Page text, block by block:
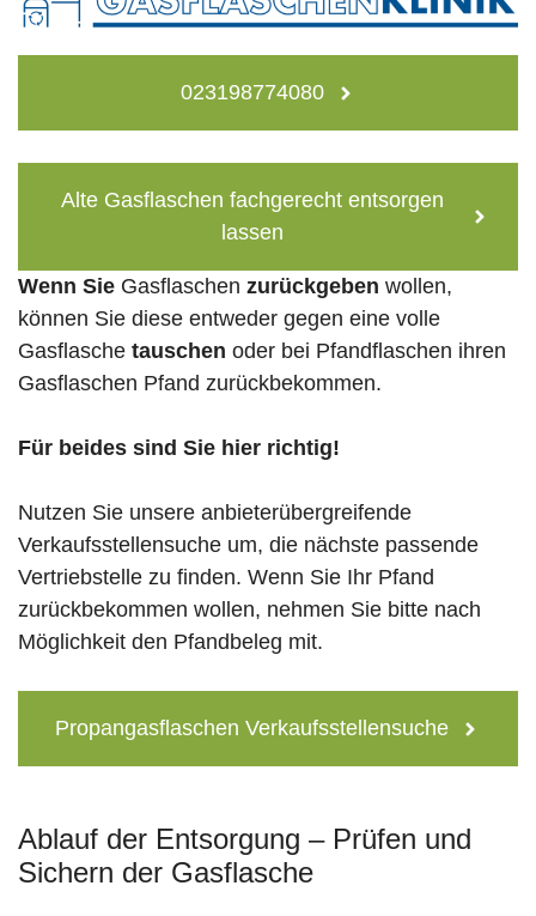
023198774080
Alte Gasflaschen fachgerecht entsorgen
lassen
Wenn Sie Gasflaschen zurückgeben wollen,
können Sie diese entweder gegen eine volle
Gasflasche tauschen oder bei Pfandflaschen ihren
Gasflaschen Pfand zurückbekommen.
Für beides sind Sie hier richtig!
Nutzen Sie unsere anbieterübergreifende
Verkaufsstellensuche um, die nächste passende
Vertriebstelle zu finden. Wenn Sie Ihr Pfand
zurückbekommen wollen, nehmen Sie bitte nach
Möglichkeit den Pfandbeleg mit.
Propangasflaschen Verkaufsstellensuche
Ablauf der Entsorgung – Prüfen und
Sichern der Gasflasche